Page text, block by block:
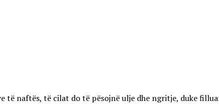
të naftës, të cilat do të pësojnë ulje dhe ngritje, duke